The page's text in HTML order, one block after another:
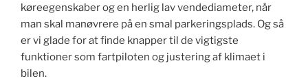
køreegenskaber og en herlig lav vendediameter, når
man skal manøvrere på en smal parkeringsplads. Og så
er vi glade for at finde knapper til de vigtigste
funktioner som fartpiloten og justering af klimaet i
bilen.